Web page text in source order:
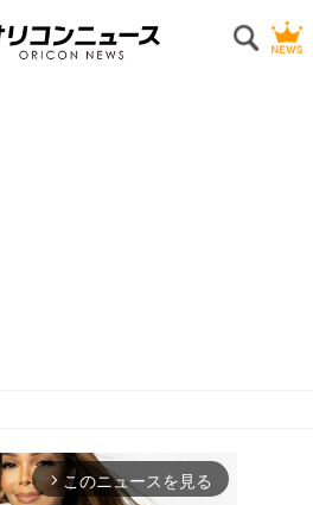
arrow_forward_ios このニュースを見る